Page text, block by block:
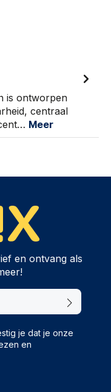
is ontworpen
centraal
Meer
en ontvang als
je dat je onze
en